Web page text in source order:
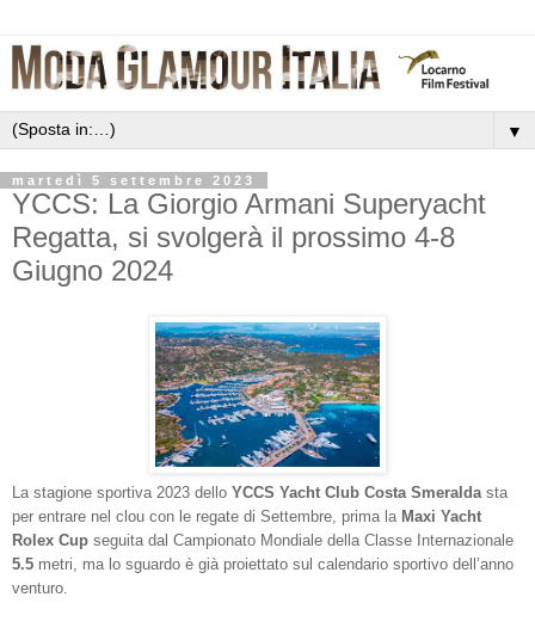
▼
martedì 5 settembre 2023
YCCS: La Giorgio Armani Superyacht
Regatta, si svolgerà il prossimo 4-8
Giugno 2024
La stagione sportiva 2023 dello YCCS Yacht Club Costa Smeraldasta
per entrare nel clou con le regate di Settembre, prima la Maxi Yacht
Rolex Cup seguita dal Campionato Mondiale della Classe Internazionale
5.5 metri, ma lo sguardo è già proiettato sul calendario sportivo dell’anno
venturo.